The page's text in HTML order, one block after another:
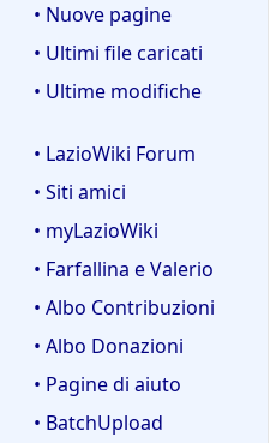
• Nuove pagine
• Ultimi file caricati
• Ultime modifiche
• LazioWiki Forum
• Siti amici
• myLazioWiki
• Farfallina e Valerio
• Albo Contribuzioni
• Albo Donazioni
• Pagine di aiuto
• BatchUpload